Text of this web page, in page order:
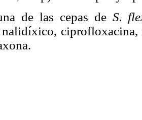
de las cepas de S.
nalidíxico,